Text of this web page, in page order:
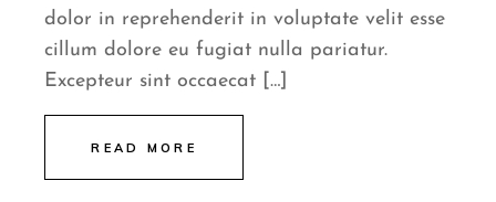
dolor in reprehenderit in voluptate velit esse
cillum dolore eu fugiat nulla pariatur.
Excepteur sint occaecat […]
READ MORE